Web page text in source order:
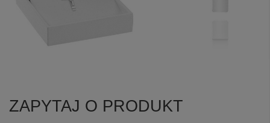
ZAPYTAJ O PRODUKT